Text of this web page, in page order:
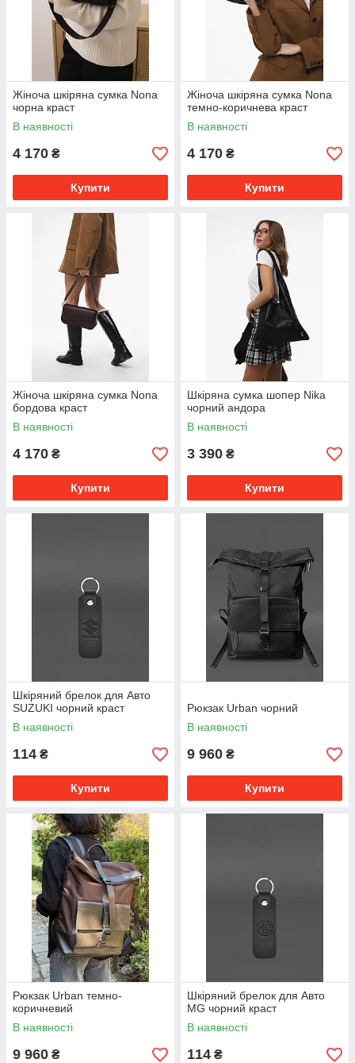
Жіноча шкіряна сумка Nona
чорна краст
В наявності
4 170 ₴
Купити
Жіноча шкіряна сумка Nona
темно-коричнева краст
В наявності
4 170 ₴
Купити
Жіноча шкіряна сумка Nona
бордова краст
В наявності
4 170 ₴
Купити
Шкіряна сумка шопер Nika
чорний андора
В наявності
3 390 ₴
Купити
Шкіряний брелок для Авто
SUZUKI чорний краст
В наявності
114 ₴
Купити
Рюкзак Urban чорний
В наявності
9 960 ₴
Купити
Рюкзак Urban темно-
коричневий
В наявності
9 960 ₴
Шкіряний брелок для Авто
MG чорний краст
В наявності
114 ₴